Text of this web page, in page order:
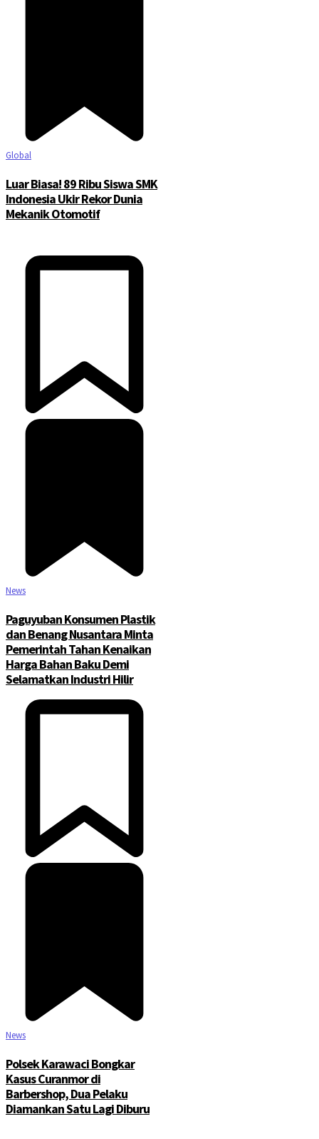
Global
Luar Biasa! 89 Ribu Siswa SMK
Indonesia Ukir Rekor Dunia
Mekanik Otomotif
News
Paguyuban Konsumen Plastik
dan Benang Nusantara Minta
Pemerintah Tahan Kenaikan
Harga Bahan Baku Demi
Selamatkan Industri Hilir
News
Polsek Karawaci Bongkar
Kasus Curanmor di
Barbershop, Dua Pelaku
Diamankan Satu Lagi Diburu